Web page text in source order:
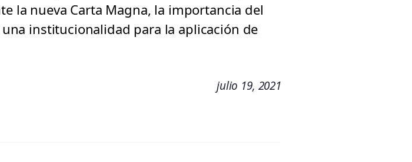
la nueva Carta Magna, la importancia del
institucionalidad para la aplicación de
julio 19, 2021